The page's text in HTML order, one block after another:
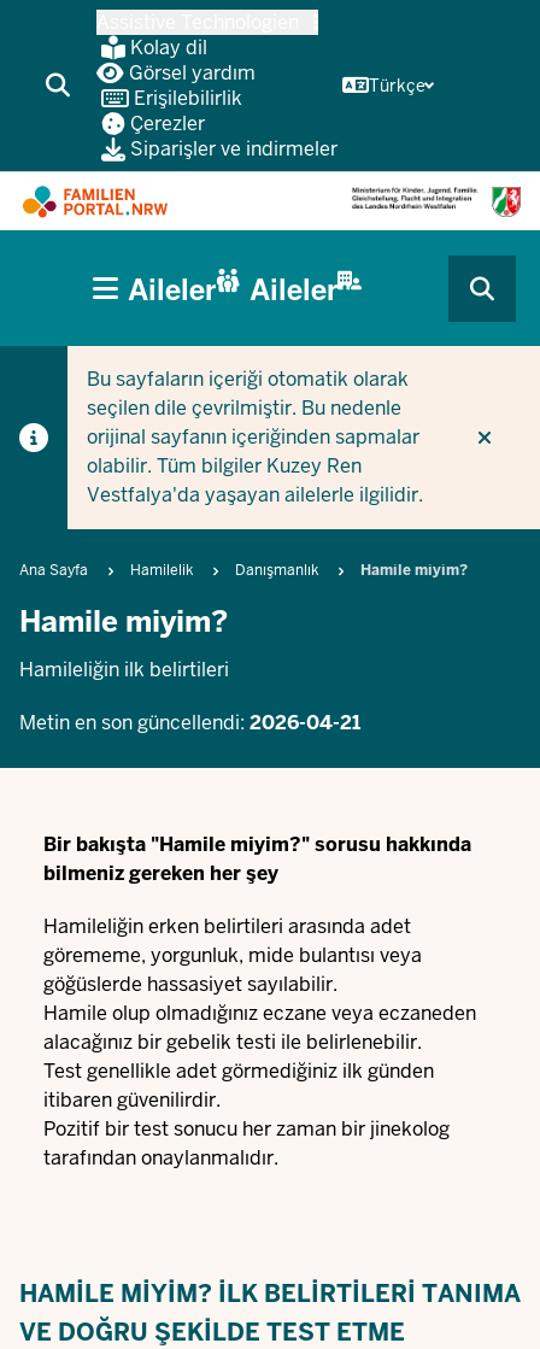
Kolay dil
Görsel yardım
Erişilebilirlik
Çerezler
Siparişler ve indirmeler
Türkçe
CURRENT SECTION AILELER IÇIN
CURRENT SECTION ŞIRKETLER/BELEDIYELER IÇIN
HAUPTNAVIGATION
(BÜRGERBEREICH
Aileler Aileler
Bu sayfaların içeriği otomatik olarak
seçilen dile çevrilmiştir. Bu nedenle
orijinal sayfanın içeriğinden sapmalar
olabilir. Tüm bilgiler Kuzey Ren
Vestfalya'da yaşayan ailelerle ilgilidir.
Breadcrumb
Ana Sayfa Hamilelik Danışmanlık Hamile miyim?
Hamile miyim?
Hamileliğin ilk belirtileri
Metin en son güncellendi: 2026-04-21
Bir bakışta "Hamile miyim?" sorusu hakkında
bilmeniz gereken her şey
Hamileliğin erken belirtileri arasında adet
görememe, yorgunluk, mide bulantısı veya
göğüslerde hassasiyet sayılabilir.
Hamile olup olmadığınız eczane veya eczaneden
alacağınız bir gebelik testi ile belirlenebilir.
Test genellikle adet görmediğiniz ilk günden
itibaren güvenilirdir.
Pozitif bir test sonucu her zaman bir jinekolog
tarafından onaylanmalıdır.
HAMILE MIYIM? İLK BELIRTILERI TANIMA
VE DOĞRU ŞEKILDE TEST ETME